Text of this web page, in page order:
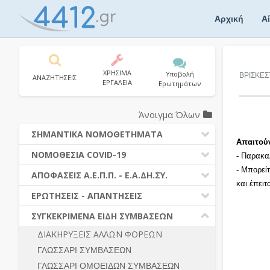
Αρχική
-
-
και
ΑΝΑΖΗΤΗΣΕΙΣ
ΧΡΗΣΙΜΑ
ΕΡΓΑΛΕΙΑ
Υποβολή
Ερωτημάτων
Άνοιγμα Όλων
ΣΗΜΑΝΤΙΚΑ ΝΟΜΟΘΕΤΗΜΑΤΑ
ΔΗΜΟΣΙΕΣ ΣΥΜΒΑΣΕΙΣ (Ν. 4412/2016)
ΔΗΜΟΤΙΚΟΣ ΚΩΔΙΚΑΣ (Ν.3463/2006)
ΚΑΛΛΙΚΡΑΤΗΣ (Ν.3852/2010)
ΝΟΜΟΘΕΣΙΑ - ΝΟΜΟΛΟΓΙΑ (ΣΥΝΟΛΟ)
ΝΟΜΟΘΕΣΙΑ COVID-19
ΝΟΜΟΘΕΣΙΑ - ΝΟΜΟΛΟΓΙΑ COVID -19
ΕΡΩΤΗΣΕΙΣ - ΑΠΑΝΤΗΣΕΙΣ
ΑΠΟΦΑΣΕΙΣ Α.Ε.Π.Π. - Ε.Α.ΔΗ.ΣΥ.
ΠΡΟΔΙΚΑΣΤΙΚΗ ΠΡΟΣΦΥΓΗ
ΓΕΝΙΚΟΙ ΚΑΝΟΝΕΣ
ΔΙΚΑΙΟΥΜΕΝΟΙ ΣΥΜΜΕΤΟΧΗΣ
ΠΡΟΣΦΟΡΕΣ – ΔΙΚΑΙΟΛΟΓΗΤΙΚΑ
ΣΥΜΜΕΤΟΧΗΣ
ΕΡΩΤΗΣΕΙΣ - ΑΠΑΝΤΗΣΕΙΣ
Ν. 4782/2021 - ΤΡΟΠΟΠΟΙΗΣΗ
4412/2016
ΔΙΕΞΑΓΩΓΗ ΔΙΑΔΙΚΑΣΙΑΣ
ΔΙΑΔΙΚΑΣΙΕΣ ΑΝΑΘΕΣΗΣ
ΣΥΓΚΕΚΡΙΜΕΝΑ ΕΙΔΗ ΣΥΜΒΑΣΕΩΝ
ΔΙΑΚΗΡΥΞΕΙΣ ΑΛΛΩΝ ΦΟΡΕΩΝ
ΓΛΩΣΣΑΡΙ ΣΥΜΒΑΣΕΩΝ
ΓΛΩΣΣΑΡΙ ΟΜΟΕΙΔΩΝ ΣΥΜΒΑΣΕΩΝ